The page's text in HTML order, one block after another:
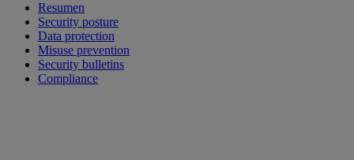
Resumen
Security posture
Data protection
Misuse prevention
Security bulletins
Compliance